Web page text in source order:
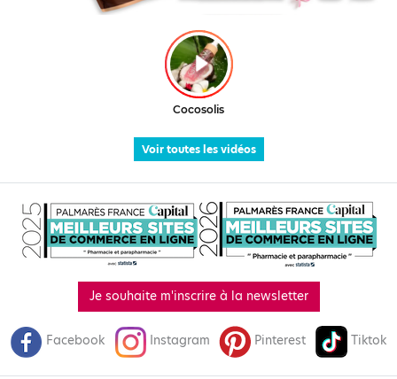
Voir toutes les vidéos
Je souhaite m'inscrire à la newsletter
Facebook Instagram Pinterest Tiktok